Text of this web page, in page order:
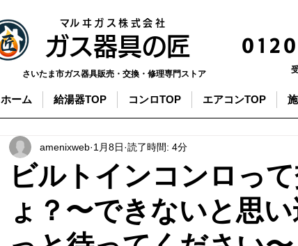
​マルヰガス株式会社
​ガス器具の匠
さいたま市ガス器具販売・交換・修理専門ストア
ホーム 給湯器TOP コンロTOP エアコンTOP
ビルトインコンロっ
ょ？〜できないと思
amenixweb 1月8日 読了時間: 4分